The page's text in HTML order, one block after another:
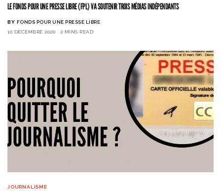
LE FONDS POUR UNE PRESSE LIBRE (FPL) VA SOUTENIR TROIS MÉDIAS INDÉPENDANTS
BY FONDS POUR UNE PRESSE LIBRE
10 DÉCEMBRE 2020
2 MINS READ
JOURNALISME